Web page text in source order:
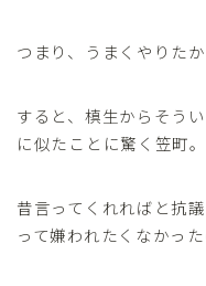
つまり、うまくやりたか
すると、槙生からそう
に似たことに驚く笠町。
昔言ってくれればと抗
って嫌われたくなかっ